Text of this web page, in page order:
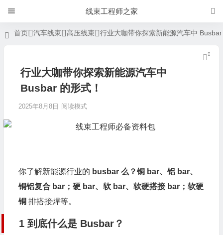
线束工程师之家
首页 汽车线束 高压线束 行业大咖带你探索新能源汽车中
行业大咖带你探索新能源汽车中
Busbar 的形式！
2025年8月8日 阅读模式
你了解新能源行业的 busbar 么？铜 bar、铝 bar、
铜铝复合 bar；硬 bar、软 bar、软硬搭接 bar；软硬
铜 排搭接焊等。
1 到底什么是 Busbar？